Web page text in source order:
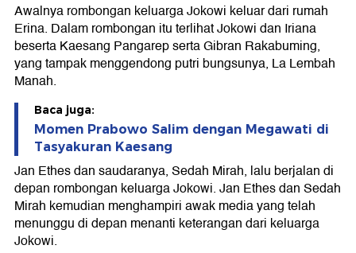
Awalnya rombongan keluarga Jokowi keluar dari rumah
Erina. Dalam rombongan itu terlihat Jokowi dan Iriana
beserta Kaesang Pangarep serta Gibran Rakabuming,
yang tampak menggendong putri bungsunya, La Lembah
Manah.
Baca juga:
Momen Prabowo Salim dengan Megawati di
Tasyakuran Kaesang
Jan Ethes dan saudaranya, Sedah Mirah, lalu berjalan di
depan rombongan keluarga Jokowi. Jan Ethes dan Sedah
Mirah kemudian menghampiri awak media yang telah
menunggu di depan menanti keterangan dari keluarga
Jokowi.